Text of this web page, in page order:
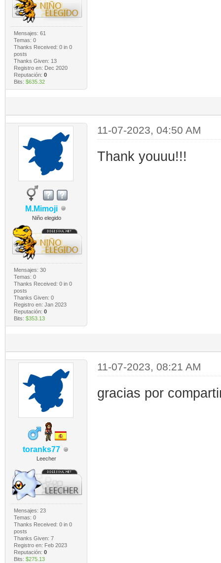
Mensajes: 61
Temas: 0
Thanks Received: 0in 0
posts
Thanks Given: 13
Registro en: Dec 2020
Reputación: 0
Bits: $635.32
M.Mimoji
Niño elegido
Mensajes: 30
Temas: 0
Thanks Received: 0in 0
posts
Thanks Given: 0
Registro en: Jan 2023
Reputación: 0
Bits: $353.13
11-07-2023, 04:50 AM
Thank youuu!!!
toranks77
Leecher
Mensajes: 23
Temas: 0
Thanks Received: 0in 0
posts
Thanks Given: 7
Registro en: Feb 2023
Reputación: 0
Bits: $275.13
11-07-2023, 08:21 AM
gracias por